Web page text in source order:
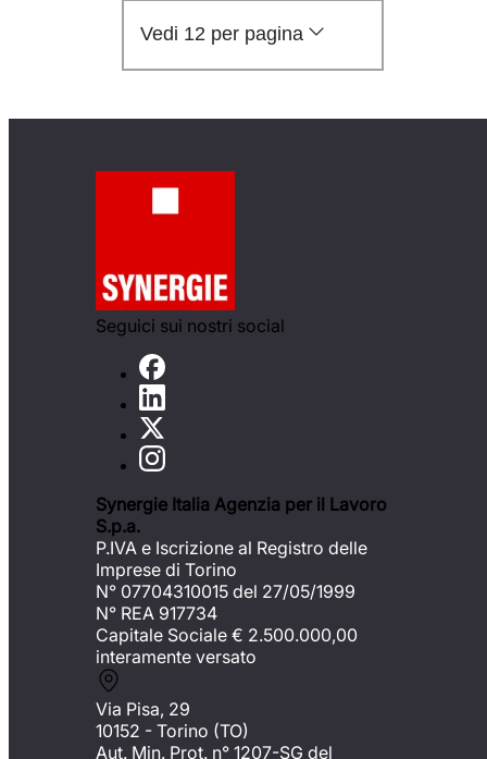
Vedi 12 per pagina
Seguici sui nostri social
Synergie Italia Agenzia per il Lavoro
S.p.a.
P.IVA e Iscrizione al Registro delle
Imprese di Torino
N° 07704310015 del 27/05/1999
N° REA 917734
Capitale Sociale € 2.500.000,00
interamente versato
Via Pisa, 29
10152 - Torino (TO)
Aut. Min. Prot. n° 1207-SG del